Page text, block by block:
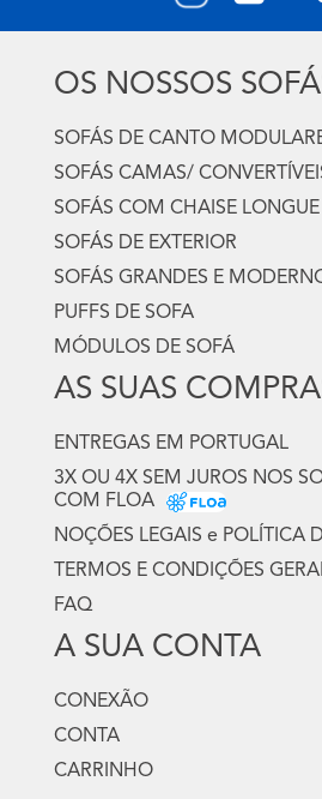
OS NOSSOS
SOFÁS DE CANTO
SOFÁS CAMAS/
SOFÁS COM CHAISE LONGUE
SOFÁS DE EXTERIOR
SOFÁS GRANDES E
PUFFS DE SOFA
MÓDULOS DE SOFÁ
AS SUAS
ENTREGAS EM PORTUGAL
3X OU 4X SEM JUROS NOS
COM FLOA
NOÇÕES LEGAIS e POLÍTICA
TERMOS E CONDIÇÕES
FAQ
A SUA CONTA
CONEXÃO
CONTA
CARRINHO